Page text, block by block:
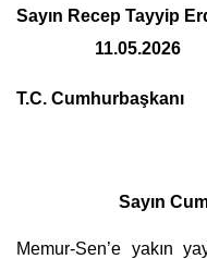
Sayın
11.05.2026
T.C. Cumhurbaşkanı
Sayın
Memur-Sen’e yakın